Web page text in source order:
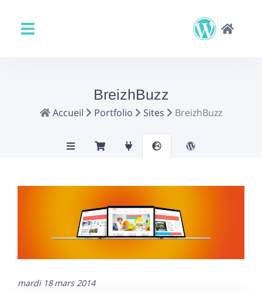
BreizhBuzz
Accueil Portfolio Sites BreizhBuzz
mardi 18 mars 2014